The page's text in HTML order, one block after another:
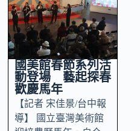
國美館春節系列活
動登場 藝起探春
歡慶馬年
【記者 宋佳景/台中報
導】 國立臺灣美術館